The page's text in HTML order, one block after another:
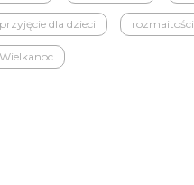
przyjęcie dla dzieci rozmaitości
Wielkanoc